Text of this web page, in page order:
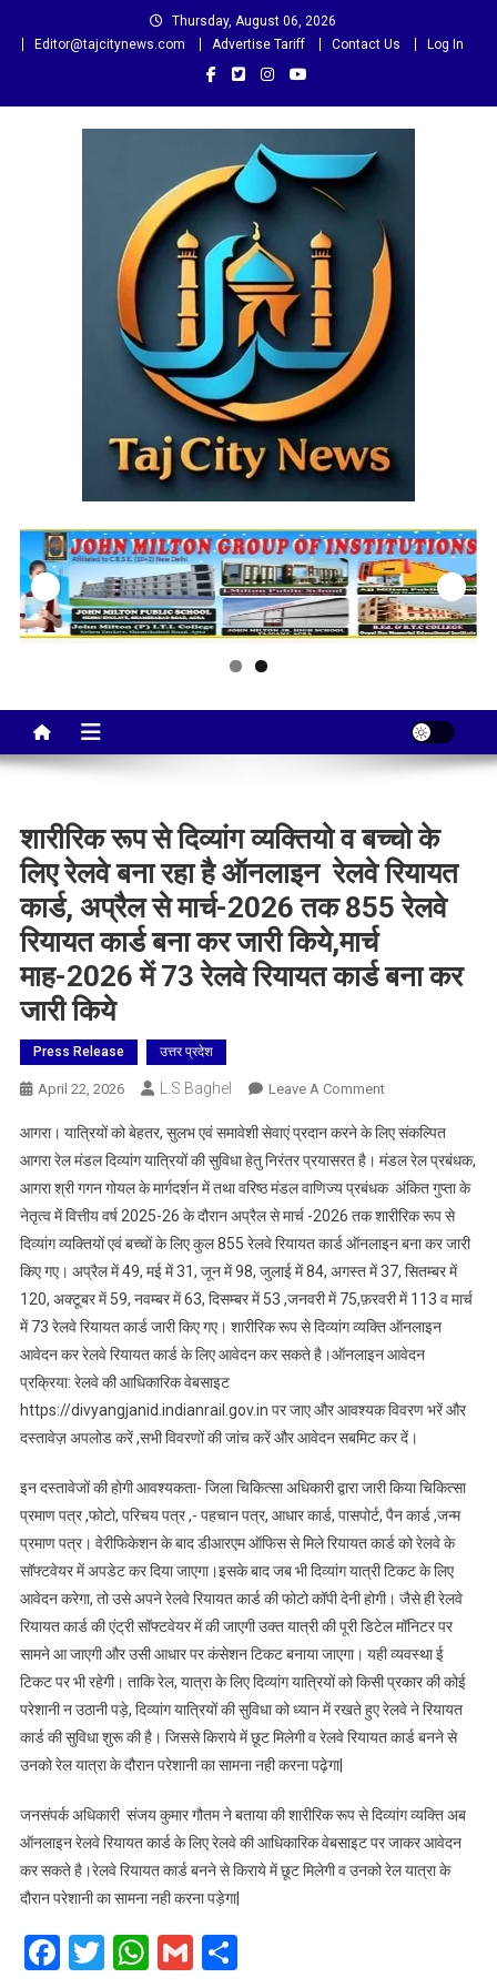
Thursday, August 06, 2026
Editor@tajcitynews.com
Advertise Tariff Contact Us Log In
Taj City News
शारीरिक रूप से दिव्यांग व्यक्तियो व बच्चो के
लिए रेलवे बना रहा है ऑनलाइन रेलवे रियायत
कार्ड, अप्रैल से मार्च-2026 तक 855 रेलवे
रियायत कार्ड बना कर जारी किये,मार्च
माह-2026 में 73 रेलवे रियायत कार्ड बना कर
जारी किये
Press Release उत्तर प्रदेश
April 22, 2026 L.S Baghel Leave A CommentOn
रूप
से
दिव्यांग
व्यक्तियो
व
बच्चो
के
लिए
रेलवे
है ऑनलाइन
रेलवे
कार्ड,
अप्रैल
से
मार्च-2026 तक
855 रेलवे
रियायत
कार्ड
बना
कर
कार्ड
बना
आगरा। यात्रियों को बेहतर, सुलभ एवं समावेशी सेवाएं प्रदान करने के लिए संकल्पित
आगरा रेल मंडल दिव्यांग यात्रियों की सुविधा हेतु निरंतर प्रयासरत है। मंडल रेल प्रबंधक,
आगरा श्री गगन गोयल के मार्गदर्शन में तथा वरिष्ठ मंडल वाणिज्य प्रबंधक अंकित गुप्ता के
नेतृत्व में वित्तीय वर्ष 2025-26 के दौरान अप्रैल से मार्च -2026 तक शारीरिक रूप से
दिव्यांग व्यक्तियों एवं बच्चों के लिए कुल 855 रेलवे रियायत कार्ड ऑनलाइन बना कर जारी
किए गए। अप्रैल में 49, मई में 31, जून में 98, जुलाई में 84, अगस्त में 37, सितम्बर में
120, अक्टूबर में 59, नवम्बर में 63, दिसम्बर में 53 ,जनवरी में 75,फ़रवरी में 113 व मार्च
में 73 रेलवे रियायत कार्ड जारी किए गए। शारीरिक रूप से दिव्यांग व्यक्ति ऑनलाइन
आवेदन कर रेलवे रियायत कार्ड के लिए आवेदन कर सकते है।ऑनलाइन आवेदन
प्रक्रिया: रेलवे की आधिकारिक वेबसाइट
https://divyangjanid.indianrail.gov.in पर जाए और आवश्यक विवरण भरें और
दस्तावेज़ अपलोड करें ,सभी विवरणों की जांच करें और आवेदन सबमिट कर दें।
इन दस्तावेजों की होगी आवश्यकता- जिला चिकित्सा अधिकारी द्वारा जारी किया चिकित्सा
प्रमाण पत्र ,फोटो, परिचय पत्र ,- पहचान पत्र, आधार कार्ड, पासपोर्ट, पैन कार्ड ,जन्म
प्रमाण पत्र। वेरीफिकेशन के बाद डीआरएम ऑफिस से मिले रियायत कार्ड को रेलवे के
सॉफ्टवेयर में अपडेट कर दिया जाएगा।इसके बाद जब भी दिव्यांग यात्री टिकट के लिए
आवेदन करेगा, तो उसे अपने रेलवे रियायत कार्ड की फोटो कॉपी देनी होगी। जैसे ही रेलवे
रियायत कार्ड की एंट्री सॉफ्टवेयर में की जाएगी उक्त यात्री की पूरी डिटेल मॉनिटर पर
सामने आ जाएगी और उसी आधार पर कंसेशन टिकट बनाया जाएगा। यही व्यवस्था ई
टिकट पर भी रहेगी। ताकि रेल, यात्रा के लिए दिव्यांग यात्रियों को किसी प्रकार की कोई
परेशानी न उठानी पड़े, दिव्यांग यात्रियों की सुविधा को ध्यान में रखते हुए रेलवे ने रियायत
कार्ड की सुविधा शुरू की है। जिससे किराये में छूट मिलेगी व रेलवे रियायत कार्ड बनने से
उनको रेल यात्रा के दौरान परेशानी का सामना नही करना पढ़ेगा|
जनसंपर्क अधिकारी संजय कुमार गौतम ने बताया की शारीरिक रूप से दिव्यांग व्यक्ति अब
ऑनलाइन रेलवे रियायत कार्ड के लिए रेलवे की आधिकारिक वेबसाइट पर जाकर आवेदन
कर सकते है।रेलवे रियायत कार्ड बनने से किराये में छूट मिलेगी व उनको रेल यात्रा के
दौरान परेशानी का सामना नही करना पड़ेगा|
Facebook
Twitter
WhatsApp
GmailShare